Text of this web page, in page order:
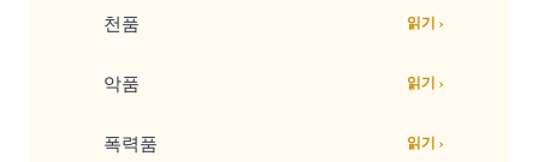
천품 읽기 ›
악품 읽기 ›
폭력품 읽기 ›